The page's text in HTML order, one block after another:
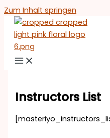
Zum Inhalt springen
Instructors List